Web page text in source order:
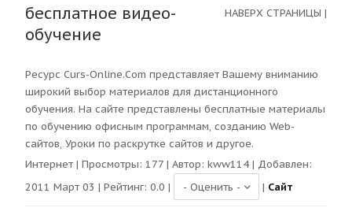
бесплатное видео-
обучение
НАВЕРХ СТРАНИЦЫ |
Ресурс Curs-Online.Com представляет Вашему вниманию
широкий выбор материалов для дистанционного
обучения. На сайте представлены бесплатные материалы
по обучению офисным программам, созданию Web-
сайтов, Уроки по раскрутке сайтов и другое.
Интернет | Просмотры: 177 | Автор: kww114 | Добавлен:
2011 Март 03 | Рейтинг: 0.0 | | Сайт